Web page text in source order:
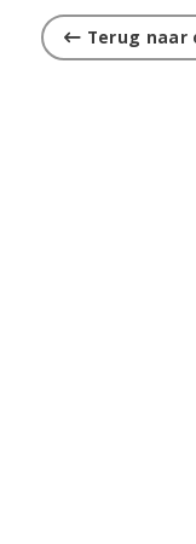
Terug naar